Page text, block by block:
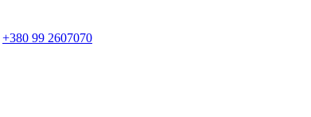
+380 99 2607070